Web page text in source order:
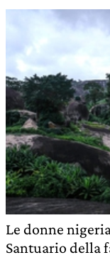
Le donne
Santuario della